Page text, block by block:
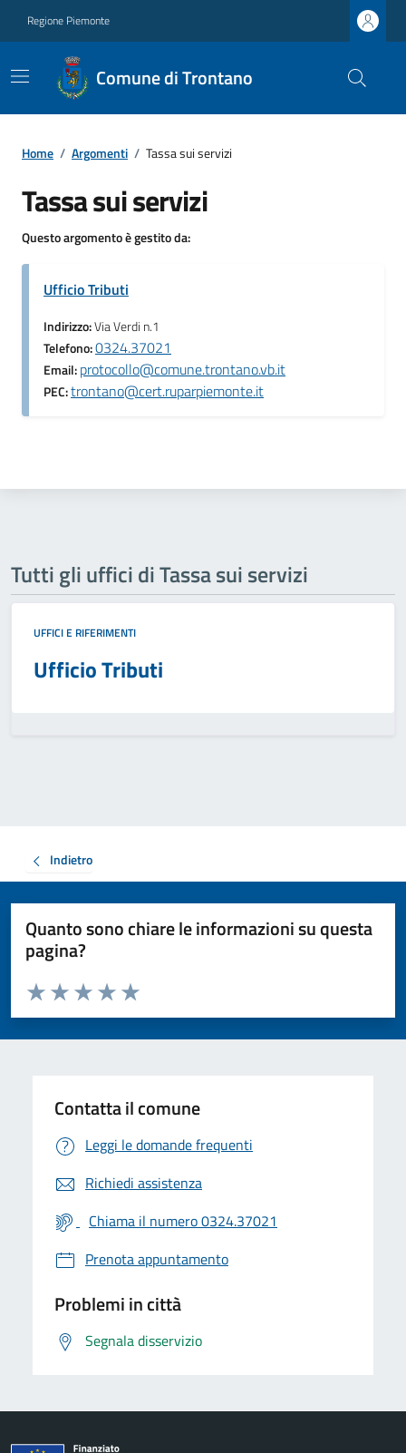
Regione Piemonte
Comune di Trontano
Home / Argomenti / Tassa sui servizi
Tassa sui servizi
Questo argomento è gestito da:
Ufficio Tributi
Indirizzo:Via Verdi n.1
Telefono:0324.37021
Email:protocollo@comune.trontano.vb.it
PEC:trontano@cert.ruparpiemonte.it
Tutti gli uffici di Tassa sui servizi
UFFICI E RIFERIMENTI
Ufficio Tributi
Indietro
Quanto sono chiare le informazioni su questa
pagina?
Valuta da 1 a 5 stelle la pagina
Valuta 5 stelle su 5
Valuta 4 stelle su 5
Valuta 3 stelle su 5
Valuta 2 stelle su 5
Valuta 1 stelle su 5
Contatta il comune
Leggi le domande frequenti
Richiedi assistenza
Chiama il numero 0324.37021
Prenota appuntamento
Problemi in città
Segnala disservizio